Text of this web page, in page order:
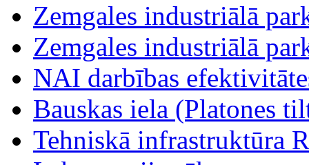
Zemgales industriālā
Zemgales industriālā
NAI darbības
Bauskas iela (Platones
Tehniskā infrastruktūra